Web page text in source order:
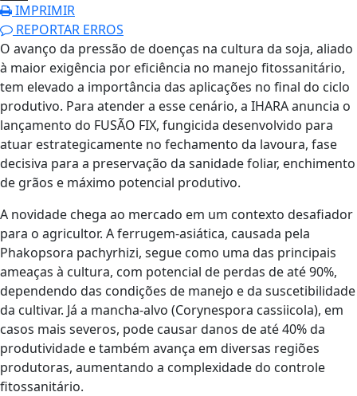
IMPRIMIR
REPORTAR ERROS
O avanço da pressão de doenças na cultura da soja, aliado
à maior exigência por eficiência no manejo fitossanitário,
tem elevado a importância das aplicações no final do ciclo
produtivo. Para atender a esse cenário, a IHARA anuncia o
lançamento do FUSÃO FIX, fungicida desenvolvido para
atuar estrategicamente no fechamento da lavoura, fase
decisiva para a preservação da sanidade foliar, enchimento
de grãos e máximo potencial produtivo.
A novidade chega ao mercado em um contexto desafiador
para o agricultor. A ferrugem-asiática, causada pela
Phakopsora pachyrhizi, segue como uma das principais
ameaças à cultura, com potencial de perdas de até 90%,
dependendo das condições de manejo e da suscetibilidade
da cultivar. Já a mancha-alvo (Corynespora cassiicola), em
casos mais severos, pode causar danos de até 40% da
produtividade e também avança em diversas regiões
produtoras, aumentando a complexidade do controle
fitossanitário.